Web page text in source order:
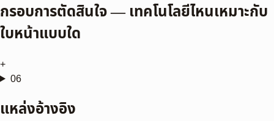
กรอบการตัดสินใจ — เทคโนโลยีไหนเหมาะกับ
ใบหน้าแบบใด
+
06
แหล่งอ้างอิง